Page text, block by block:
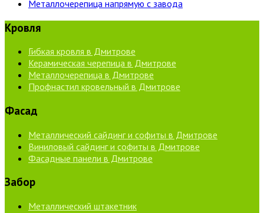
Металлочерепица напрямую с завода
Кровля
Гибкая кровля в Дмитрове
Керамическая черепица в Дмитрове
Металлочерепица в Дмитрове
Профнастил кровельный в Дмитрове
Фасад
Металлический сайдинг и софиты в Дмитрове
Виниловый сайдинг и софиты в Дмитрове
Фасадные панели в Дмитрове
Забор
Металлический штакетник